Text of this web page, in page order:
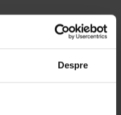
Despre